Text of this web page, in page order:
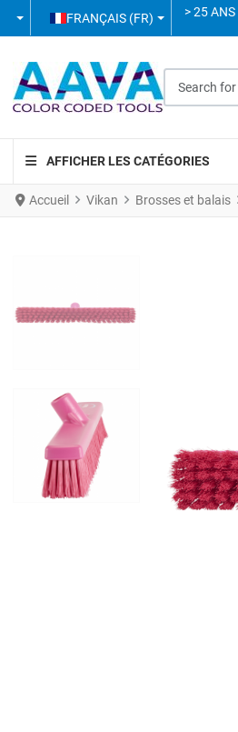
SÉLECTIONNEZ VOTRE LANGUE
FRANÇAIS (FR) > 25
AFFICHER LES CATÉGORIES
Accueil Vikan Brosses et balais